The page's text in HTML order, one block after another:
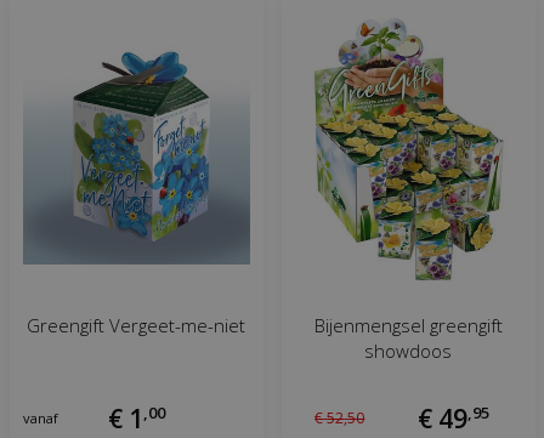
Greengift Vergeet-me-niet
vanaf € 1 ,00
Bijenmengsel greengift
showdoos
€52,50 € 49,95